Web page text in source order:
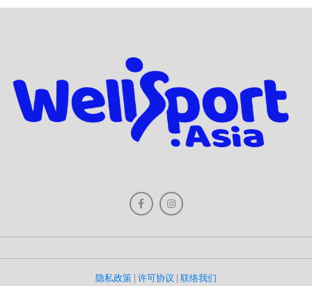
隐私政策 | 许可协议 | 联络我们